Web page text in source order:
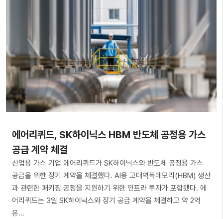
에어리퀴드, SK하이닉스 HBM 반도체 공정용 가스
공급 계약 체결
산업용 가스 기업 에어리퀴드가 SK하이닉스와 반도체 공정용 가스
공급을 위한 장기 계약을 체결했다. AI용 고대역폭메모리(HBM) 생산
과 관련한 패키징 공정을 지원하기 위한 인프라 투자가 포함됐다. 에
어리퀴드는 3일 SK하이닉스와 장기 공급 계약을 체결하고 약 2억
유…